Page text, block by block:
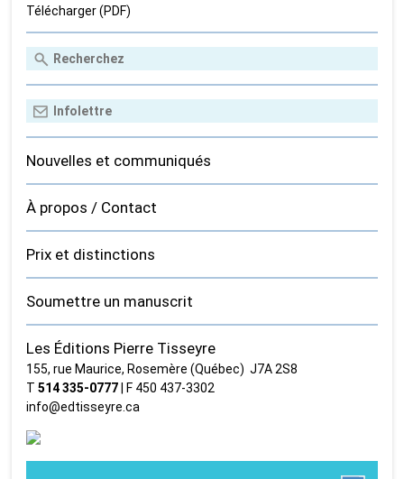
Télécharger (PDF)
Nouvelles et communiqués
À propos / Contact
Prix et distinctions
Soumettre un manuscrit
Les Éditions Pierre Tisseyre
155, rue Maurice, Rosemère (Québec) J7A 2S8
T514 335‑0777 | F 450 437‑3302
info@edtisseyre.ca